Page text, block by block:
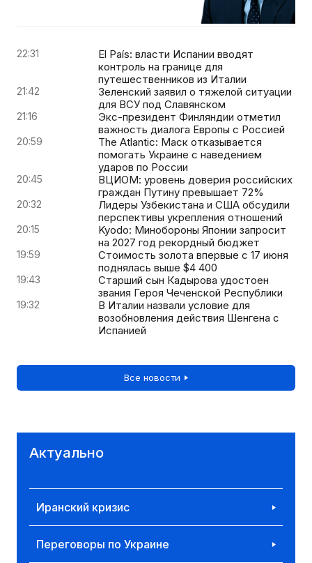
22:31
El País: власти Испании вводят
контроль на границе для
путешественников из Италии
21:42
Зеленский заявил о тяжелой ситуации
для ВСУ под Славянском
21:16
Экс-президент Финляндии отметил
важность диалога Европы с Россией
20:59
The Atlantic: Маск отказывается
помогать Украине с наведением
ударов по России
20:45
ВЦИОМ: уровень доверия российских
граждан Путину превышает 72%
20:32
Лидеры Узбекистана и США обсудили
перспективы укрепления отношений
20:15
Kyodo: Минобороны Японии запросит
на 2027 год рекордный бюджет
19:59
Стоимость золота впервые с 17 июня
поднялась выше $4 400
19:43
Старший сын Кадырова удостоен
звания Героя Чеченской Республики
19:32
В Италии назвали условие для
возобновления действия Шенгена с
Испанией
Все новости
Актуально
Иранский кризис
Переговоры по Украине